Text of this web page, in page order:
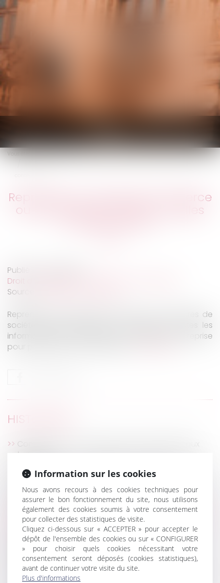
KALIFA Avocats
Ouvrir
le
menu
Vous êtes ici :Accueil
Reprendre un fonds de commerce
ou des titres de société : quelles
Publié le :
Droit des sociétés
Source :
Reprendre un fonds de commerce ou des titres de
société, quelles différences ? Retrouver toutes les
informations sur ces deux modes juridiques de reprise
pour prendre la bonne décision...
HISTORIQUE
Construction : le chantier peut il être interdit aux
acheteurs ?
Bail commercial : assignation en nullité du congé
et en paiement d’une indemnité d’éviction
La CJUE élargit le champ de l’action en réparation
pour entente illicite
Reprendre un fonds de commerce ou des titres de
société : quelles conséquences ?
Exhaussement du sol et infraction pénale au titre
du Code de l’urbanisme
L’absence de liquidation et de partage de la
communauté peut-il constituer un recel successoral
Information sur les cookies
Nous avons recours à des cookies techniques pour
assurer le bon fonctionnement du site, nous utilisons
également des cookies soumis à votre consentement
pour collecter des statistiques de visite.
Cliquez ci-dessous sur « ACCEPTER » pour accepter le
dépôt de l'ensemble des cookies ou sur « CONFIGURER
» pour choisir quels cookies nécessitant votre
consentement seront déposés (cookies statistiques),
avant de continuer votre visite du site.
Plus d'informations